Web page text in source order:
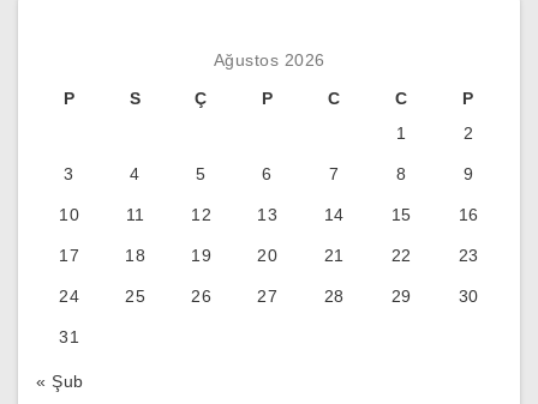
Ağustos 2026
P
S Ç P C C
P
1
2
3 4 5 6 7 8 9
10 11 12 13 14 15 16
17 18 19 20 21 22 23
24 25 26 27 28 29 30
31
« Şub